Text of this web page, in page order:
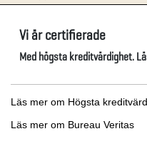
Vi är certifierade
Med högsta kreditvärdighet.
Läs mer om Högsta
Läs mer om Bureau Veritas